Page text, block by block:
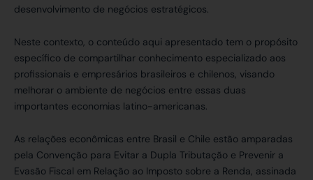
desenvolvimento de negócios estratégicos.
Neste contexto, o conteúdo aqui apresentado tem o propósito
específico de compartilhar conhecimento especializado aos
profissionais e empresários brasileiros e chilenos, visando
melhorar o ambiente de negócios entre essas duas
importantes economias latino-americanas.
As relações econômicas entre Brasil e Chile estão amparadas
pela Convenção para Evitar a Dupla Tributação e Prevenir a
Evasão Fiscal em Relação ao Imposto sobre a Renda, assinada